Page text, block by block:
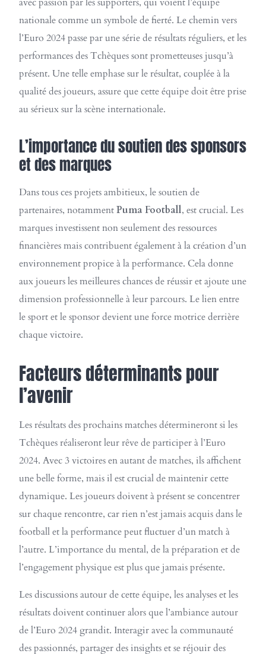
nationale comme un symbole de fierté. Le chemin vers
l’Euro 2024 passe par une série de résultats réguliers, et les
performances des Tchèques sont prometteuses jusqu’à
présent. Une telle emphase sur le résultat, couplée à la
qualité des joueurs, assure que cette équipe doit être prise
au sérieux sur la scène internationale.
L’importance du soutien des sponsors
et des marques
Dans tous ces projets ambitieux, le soutien de
partenaires, notammentPuma Football, est crucial. Les
marques investissent non seulement des ressources
financières mais contribuent également à la création d’un
environnement propice à la performance. Cela donne
aux joueurs les meilleures chances de réussir et ajoute une
dimension professionnelle à leur parcours. Le lien entre
le sport et le sponsor devient une force motrice derrière
chaque victoire.
Facteurs déterminants pour
l’avenir
Les résultats des prochains matches détermineront si les
Tchèques réaliseront leur rêve de participer à l’Euro
2024. Avec 3 victoires en autant de matches, ils affichent
une belle forme, mais il est crucial de maintenir cette
dynamique. Les joueurs doivent à présent se concentrer
sur chaque rencontre, car rien n’est jamais acquis dans le
football et la performance peut fluctuer d’un match à
l’autre. L’importance du mental, de la préparation et de
l’engagement physique est plus que jamais présente.
Les discussions autour de cette équipe, les analyses et les
résultats doivent continuer alors que l’ambiance autour
de l’Euro 2024 grandit. Interagir avec la communauté
des passionnés, partager des insights et se réjouir des